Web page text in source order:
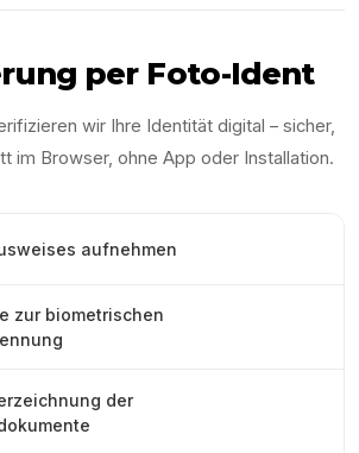
per Foto-Ident
wir Ihre Identität digital – sicher,
im Browser, ohne App oder Installation.
aufnehmen
zur biometrischen
der